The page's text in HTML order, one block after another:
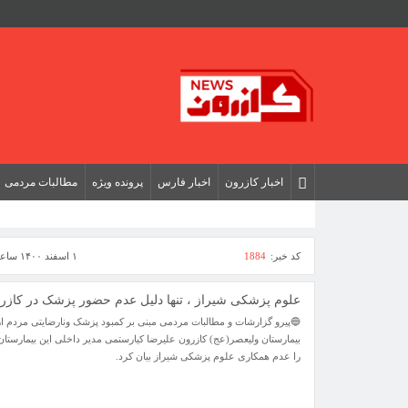
اخبار کازرون اخبار فارس پرونده ویژه مطالبات مردمی
کد خبر: 1884 ۱ اسفند ۱۴۰۰ ساعت [ ۱۴:۵۱ ]
علوم پزشکی شیراز ، تنها دلیل عدم حضور پزشک در
🔵پیرو گزارشات و مطالبات مردمی مبنی بر کمبود پزشک ونارضایتی مردم
بیمارستان ولیعصر(عج) کازرون علیرضا کیارستمی مدیر داخلی این
را عدم همکاری علوم پزشکی شیراز بیان کرد.